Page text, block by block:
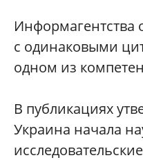
Информагентства
с одинаковыми
одном из
В публикациях
Украина начала